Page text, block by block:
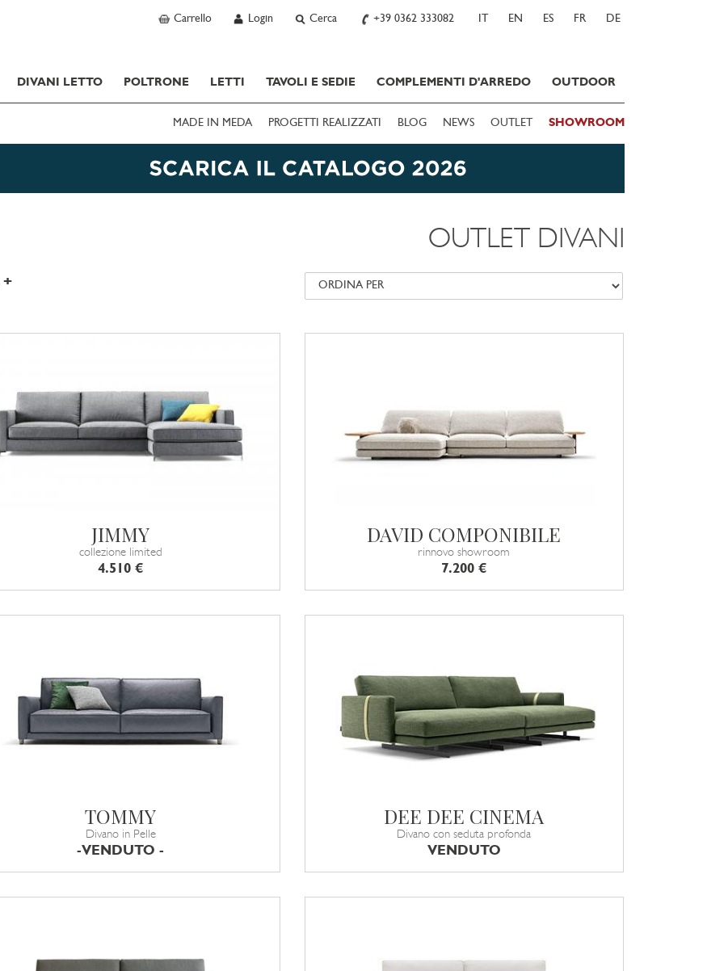
Carrello Login Cerca +39 0362 333082 IT EN ES FR DE
DIVANI LETTO POLTRONE LETTI TAVOLI E SEDIE COMPLEMENTI D'ARREDO OUTDOOR
MADE IN MEDA PROGETTI REALIZZATI BLOG NEWS OUTLET SHOWROOM
OUTLET DIVANI
JIMMY
collezione limited
4.510 €
DAVID COMPONIBILE
rinnovo showroom
7.200 €
TOMMY
Divano in Pelle
-VENDUTO -
DEE DEE CINEMA
Divano con seduta profonda
VENDUTO